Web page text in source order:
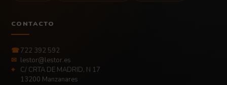
CONTACTO
☎722 392 592
✉ lestor@lestor.es
⌖
C/ CRTA DE MADRID, N 17
13200 Manzanares